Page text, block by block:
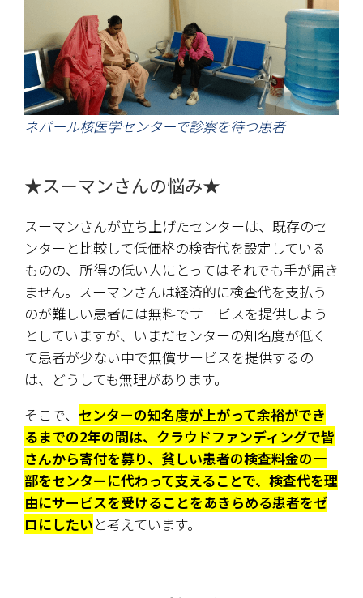
ネパール核医学センターで診察を待つ患者
★スーマンさんの悩み★
スーマンさんが立ち上げたセンターは、既存のセ
ンターと比較して低価格の検査代を設定している
ものの、所得の低い人にとってはそれでも手が届き
ません。スーマンさんは経済的に検査代を支払う
のが難しい患者には無料でサービスを提供しよう
としていますが、いまだセンターの知名度が低く
て患者が少ない中で無償サービスを提供するの
は、どうしても無理があります。
そこで、 センターの知名度が上がって余裕ができ
るまでの2年の間は、クラウドファンディングで皆
さんから寄付を募り、貧しい患者の検査料金の一
部をセンターに代わって支えることで、検査代を理
由にサービスを受けることをあきらめる患者をゼ
ロにしたい と考えています。